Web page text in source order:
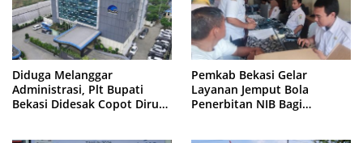
Diduga Melanggar
Administrasi, Plt Bupati
Bekasi Didesak Copot Dirum
Pemkab Bekasi Gelar
Layanan Jemput Bola
Penerbitan NIB Bagi